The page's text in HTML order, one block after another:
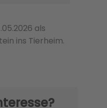
als
ins Tierheim.